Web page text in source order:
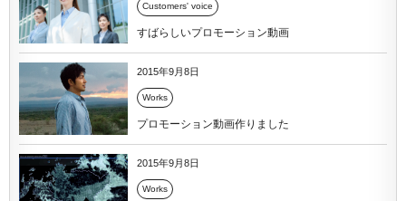
Customers' voice
すばらしいプロモーション動画
2015年9月8日
Works
プロモーション動画作りました
2015年9月8日
Works